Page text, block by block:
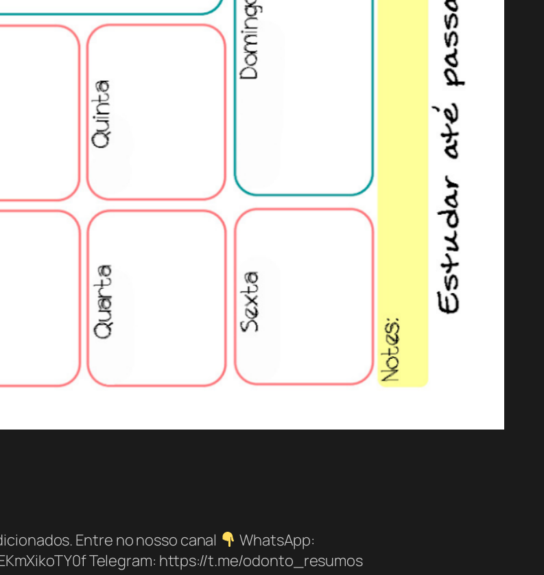
Entre no nosso canal
WhatsApp:
Telegram: https://t.me/odonto_resumos